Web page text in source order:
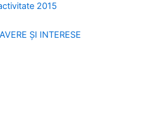
2015
ȘI INTERESE